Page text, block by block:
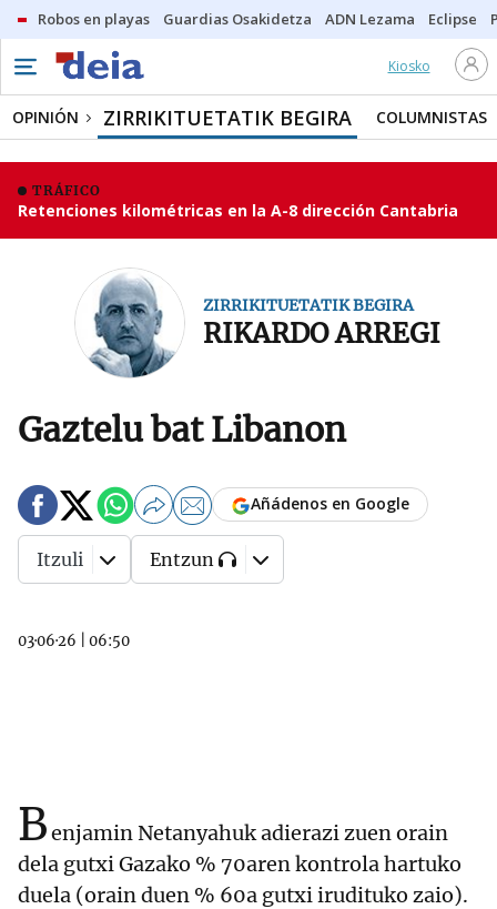
Robos en playas Guardias Osakidetza ADN Lezama Eclipse
Kiosko
OPINIÓN ZIRRIKITUETATIK BEGIRA COLUMNISTAS
TRÁFICO
Retenciones kilométricas en la A-8 dirección Cantabria
ZIRRIKITUETATIK BEGIRA
RIKARDO ARREGI
Gaztelu bat Libanon
03·06·26 06:50
Añádenos en Google
Itzuli Entzun
Benjamin Netanyahuk adierazi zuen orain
dela gutxi Gazako % 70aren kontrola hartuko
duela (orain duen % 60a gutxi irudituko zaio).